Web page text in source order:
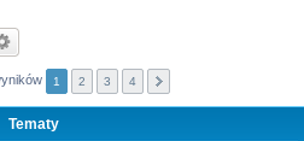
1 2 3 4
Tematy